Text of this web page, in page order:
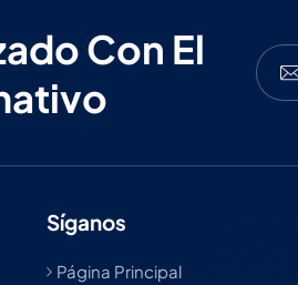
Con El
Síganos
Página Principal